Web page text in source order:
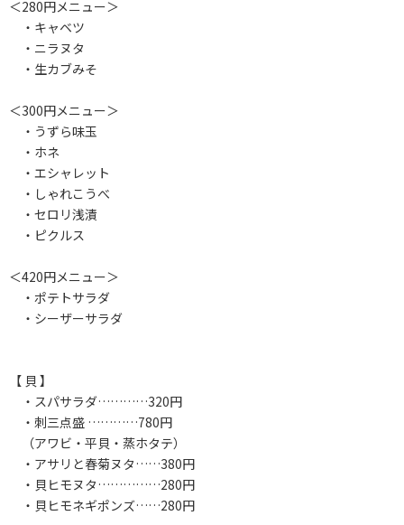
＜280円メニュー＞
・キャベツ
・ニラヌタ
・生カブみそ
＜300円メニュー＞
・うずら味玉
・ホネ
・エシャレット
・しゃれこうべ
・セロリ浅漬
・ピクルス
＜420円メニュー＞
・ポテトサラダ
・シーザーサラダ
【 貝 】
・スパサラダ…………320円
・刺三点盛 …………780円
（アワビ・平貝・蒸ホタテ）
・アサリと春菊ヌタ……380円
・貝ヒモヌタ……………280円
・貝ヒモネギポンズ……280円